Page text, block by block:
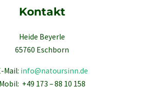
Kontakt
Heide Beyerle
65760 Eschborn
Mail: info@natoursinn.de
Mobil: +49 173 – 88 10 158